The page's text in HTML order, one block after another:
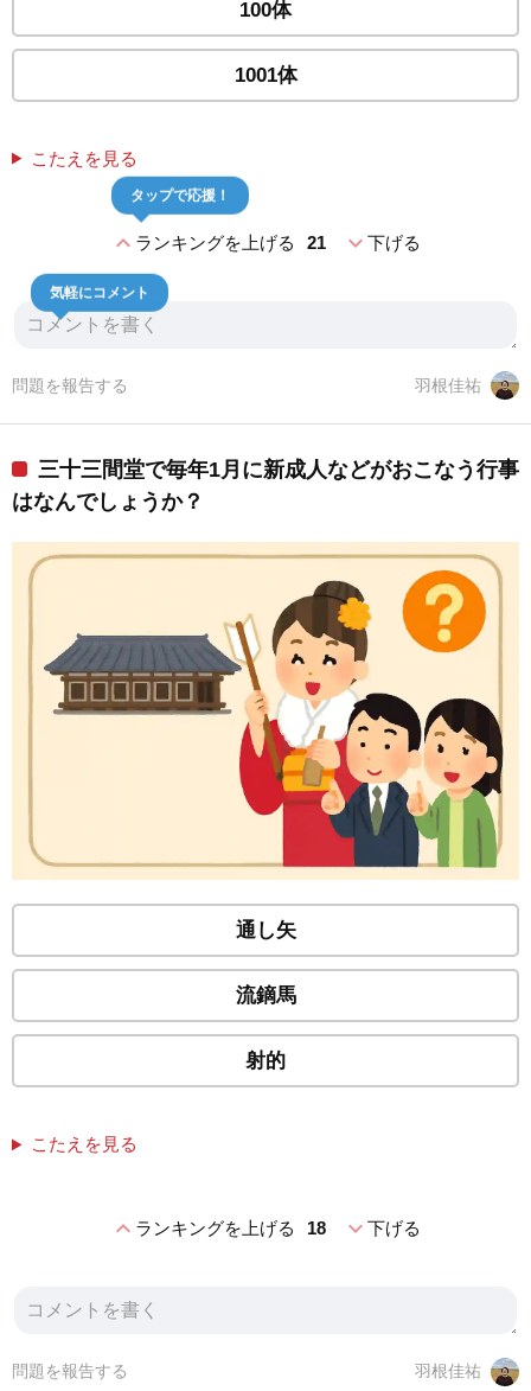
100体
1001体
こたえを見る
expand_lessランキングを上げる 21
タップで応援！
expand_more下げる
気軽にコメント
羽根佳祐
問題を報告する
三十三間堂で毎年1月に新成人などがおこなう行事
はなんでしょうか？
通し矢
流鏑馬
射的
こたえを見る
expand_lessランキングを上げる 18 expand_more下げる
羽根佳祐
問題を報告する